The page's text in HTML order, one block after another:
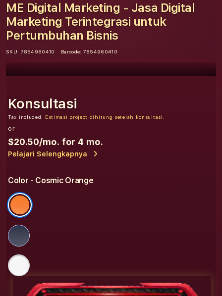
ME Digital Marketing - Jasa Digital
Marketing Terintegrasi untuk
Pertumbuhan Bisnis
SKU: 7854960410 Barcode: 7854960410
Konsultasi
Tax included. Estimasi project dihitung setelah konsultasi.
or
$20.50/mo. for 4 mo.
Pelajari Selengkapnya
Color - Cosmic Orange